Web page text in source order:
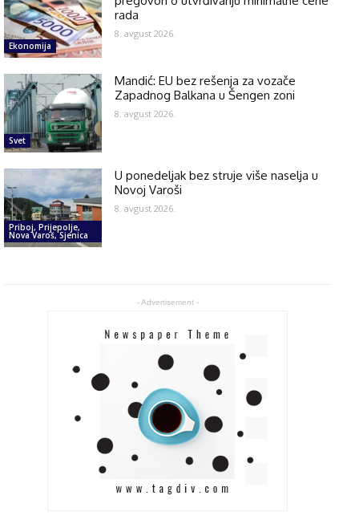
Ekonomija
rada
8. avgust 2026.
Svet
Mandić: EU bez rešenja za vozače
Zapadnog Balkana u Šengen zoni
8. avgust 2026.
Priboj, Prijepolje,
Nova Varoš, Sjenica
U ponedeljak bez struje više naselja u
Novoj Varoši
8. avgust 2026.
- Advertisement -